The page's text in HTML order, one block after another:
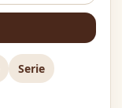
Serie